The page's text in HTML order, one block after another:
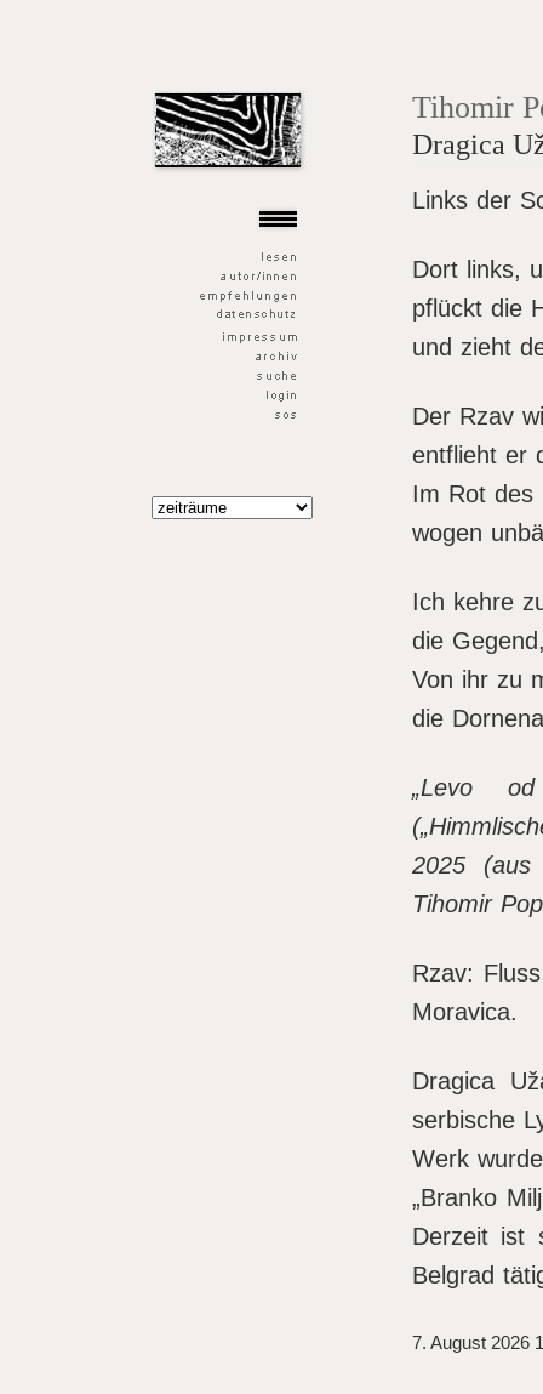
Tihomir
Dragica
Links der
Dort links,
pflückt die
und zieht
Der Rzav
entflieht er
Im Rot des
wogen
Ich kehre
die
Von ihr zu
die
„Levo
2025
Tihomir
Rzav:
Moravica.
Dragica
serbische
Werk
„Branko
Derzeit ist
Belgrad
7. August 2026